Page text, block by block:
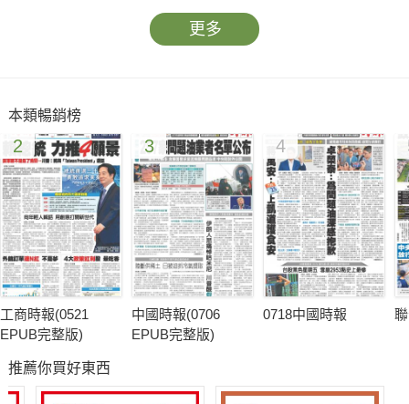
更多
本類暢銷榜
2
工商時報(0521
EPUB完整版)
3
中國時報(0706
EPUB完整版)
4
0718中國時報
推薦你買好東西